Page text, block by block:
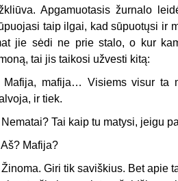
Apgamuotasis žurnalo
taip ilgai, kad sūpuotųsi ir
jie sėdi ne prie stalo, o kur
tai jis taikosi užvesti kitą:
Mafija, mafija… Visiems visur ta
ir tiek.
Tai kaip tu matysi, jeigu
Mafija?
Giri tik saviškius. Bet apie